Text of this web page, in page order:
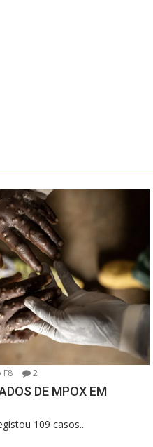
F8 2
DE MPOX EM
109 casos...